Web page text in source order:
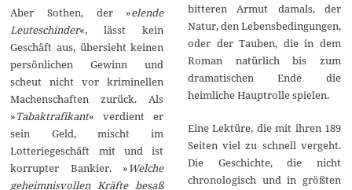
Aber Sothen, der »elende
Leuteschinder«, lässt kein
Geschäft aus, übersieht keinen
persönlichen Gewinn und
scheut nicht vor kriminellen
Machenschaften zurück. Als
»Tabaktrafikant« verdient er
sein Geld, mischt im
Lotteriegeschäft mit und ist
korrupter Bankier. »Welche
geheimnisvollen Kräfte besaß
bitteren Armut damals, der
Natur, den Lebensbedingungen,
oder der Tauben, die in dem
Roman natürlich bis zum
dramatischen Ende die
heimliche Hauptrolle spielen.
Eine Lektüre, die mit ihren 189
Seiten viel zu schnell vergeht.
Die Geschichte, die nicht
chronologisch und in größten